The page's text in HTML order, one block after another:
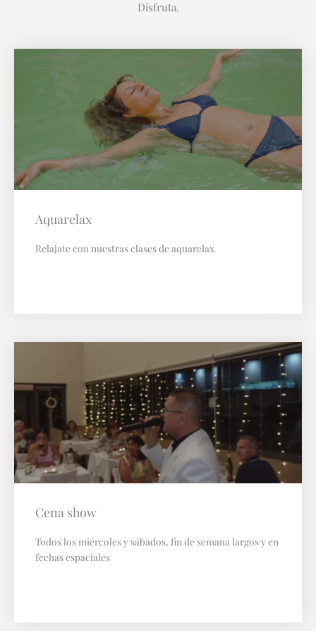
Disfruta.
Aquarelax
Relajate con nuestras clases de aquarelax
Cena show
Todos los miércoles y sábados, fin de semana largos y en
fechas espaciales